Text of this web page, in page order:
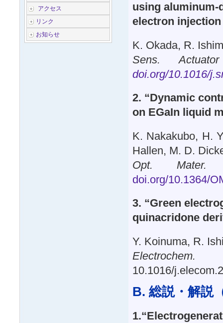
アクセス
リンク
お知らせ
using aluminum-
electron injection
K. Okada, R.
Sens.
doi.org/10.1016/
2. “Dynamic
on EGaIn liquid
K. Nakakubo, H.
Hallen, M. D.
Opt. Mater.
doi.org/10.1364/
3. “Green
quinacridone
Y. Koinuma, R.
Electrochem.
10.1016/
B. 総説・解説